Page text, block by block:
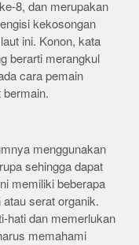
8, dan merupakan
kekosongan
ini. Konon, kata
berarti merangkul
cara pemain
menggunakan
sehingga dapat
memiliki beberapa
serat organik.
hati dan memerlukan
memahami